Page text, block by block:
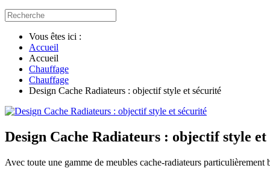
Vous êtes ici :
Accueil
Accueil
Chauffage
Chauffage
Design Cache Radiateurs : objectif style et sécurité
Design Cache Radiateurs : objectif style
Avec toute une gamme de meubles cache-radiateurs